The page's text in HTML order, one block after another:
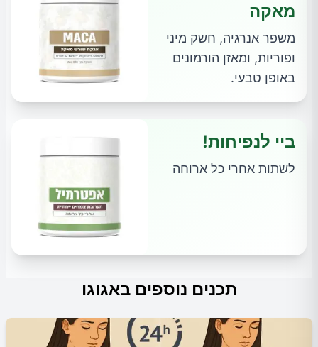
מאקה
משפר אנרגיה, חשק מיני
ופוריות, ומאזן הורמונים
באופן טבעי.
ביי לנפיחות!
לשתות אחרי כל ארוחה
תכנים נוספים באגוגו